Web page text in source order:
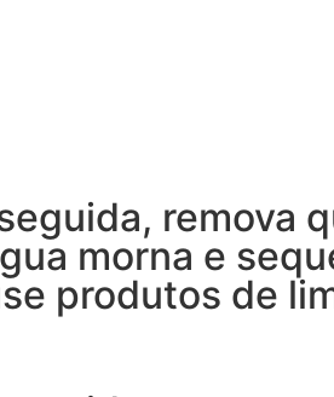
remova
morna e
produtos de